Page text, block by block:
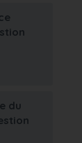
du